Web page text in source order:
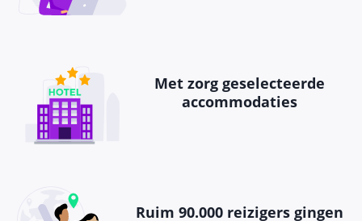
Met zorg geselecteerde
accommodaties
Ruim 90.000 reizigers gingen